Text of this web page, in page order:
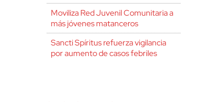
Moviliza Red Juvenil Comunitaria a
más jóvenes matanceros
Sancti Spíritus refuerza vigilancia
por aumento de casos febriles